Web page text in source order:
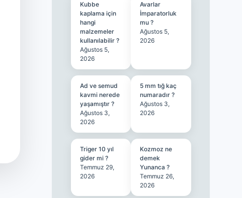
Kubbe
kaplama için
hangi
malzemeler
kullanılabilir ?
Ağustos 5,
2026
Avarlar
İmparatorluk
mu ?
Ağustos 5,
2026
Ad ve semud
kavmi nerede
yaşamıştır ?
Ağustos 3,
2026
5 mm tığ kaç
numaradır ?
Ağustos 3,
2026
Triger 10 yıl
gider mi ?
Temmuz 29,
2026
Kozmoz ne
demek
Yunanca ?
Temmuz 26,
2026